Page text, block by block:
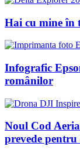
Hai cu mine în
Infografic
românilor
Noul Cod
prevede pentru